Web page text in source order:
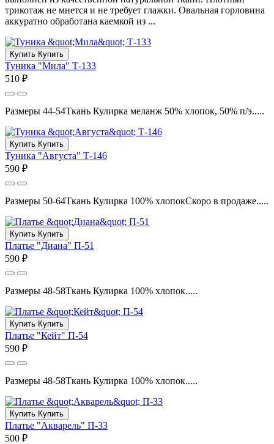
трикотаж не мнется и не требует глажки. Овальная горловина
аккуратно обработана каемкой из ...
Купить Купить
Туника "Мила" Т-133
510 ₽
Размеры 44-54Ткань Кулирка меланж 50% хлопок, 50% п/э.....
Купить Купить
Туника "Августа" Т-146
590 ₽
Размеры 50-64Ткань Кулирка 100% хлопокСкоро в продаже.....
Купить Купить
Платье "Диана" П-51
590 ₽
Размеры 48-58Ткань Кулирка 100% хлопок.....
Купить Купить
Платье "Кейт" П-54
590 ₽
Размеры 48-58Ткань Кулирка 100% хлопок.....
Купить Купить
Платье "Акварель" П-33
500 ₽